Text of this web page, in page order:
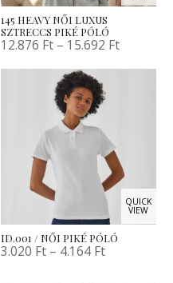
145 HEAVY NŐI LUXUS
SZTRECCS PIKÉ PÓLÓ
12.876 Ft – 15.692 Ft
QUICK
VIEW
ID.001 / NŐI PIKÉ PÓLÓ
3.020 Ft – 4.164 Ft